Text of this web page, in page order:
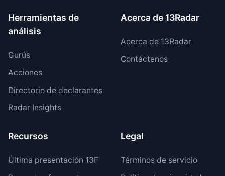
Herramientas de
análisis
Gurús
Acciones
Directorio de declarantes
Radar Insights
Acerca de 13Radar
Acerca de 13Radar
Contáctenos
Recursos
Última presentación 13F
Legal
Términos de servicio